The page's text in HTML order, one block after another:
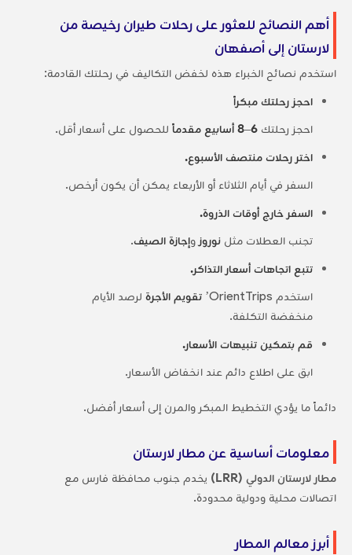
أهم النصائح للعثور على رحلات طيران رخيصة من
لارستان إلى أصفهان
استخدم نصائح الخبراء هذه لخفض التكاليف في رحلتك القادمة:
احجز رحلتك مبكراً
احجز رحلتك 6–8 أسابيع مقدماً
للحصول على أسعار أقل.
اختر رحلات منتصف الأسبوع.
السفر في أيام الثلاثاء أو الأربعاء يمكن أن يكون أرخص.
السفر خارج أوقات الذروة.
تجنب العطلات مثل نوروز وإجازة الصيف.
تتبع اتجاهات أسعار التذاكر.
استخدم OrientTrips’
تقويم الأجرةلرصد الأيام
منخفضة التكلفة.
قم بتمكين تنبيهات الأسعار.
ابق على اطلاع دائم عند انخفاض الأسعار.
دائماً ما يؤدي التخطيط المبكر والمرن إلى أسعار أفضل.
معلومات أساسية عن مطار لارستان
مطار لارستان الدولي (LRR)
يخدم جنوب محافظة فارس مع
اتصالات محلية ودولية محدودة.
أبرز معالم المطار